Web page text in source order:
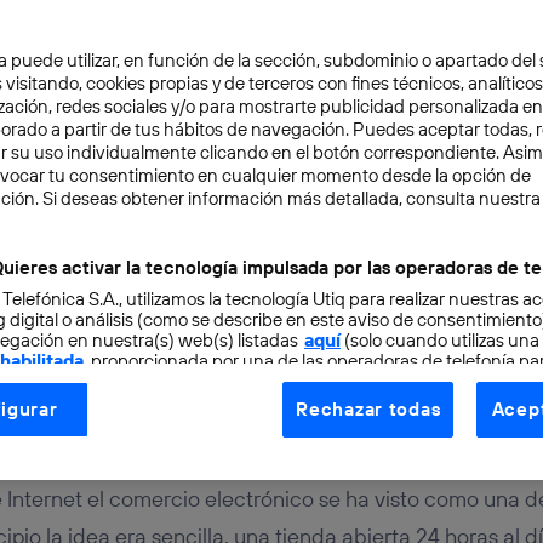
5 min
en el año 2020, el
el comercio electrónico se ha visto como una
la idea era sencilla, una tienda abierta 24 horas al
puede utilizar, en función de la sección, subdominio o apartado del
visitando, cookies propias y de terceros con fines técnicos,
redes sociales y/o para mostrarte publicidad personalizada
a partir de tus hábitos de navegación. Puedes aceptar todas,
su uso individualmente clicando en el botón correspondiente.
tu consentimiento en cualquier momento desde la opción de
Si deseas obtener información más detallada, consulta nuestra
activar la tecnología impulsada por las operadoras de
S.A., utilizamos la tecnología Utiq para realizar nuestras
digital o análisis (como se describe en este aviso de
en nuestra(s) web(s) listadas aquí(solo cuando utilizas una
, proporcionada por una de las operadoras de telefonía
consentimiento en cada página web).
Utiq está diseñada con la privacidad como prioridad
tu dirección IP y otra información de la cuenta de cliente de
a la conexión que utilizas (p. ej., número de teléfono móvil).
Rechazar todas